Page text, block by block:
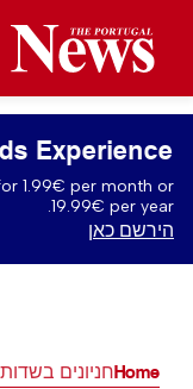
Experience
1.99€ per month or
19.99€ per year.
הירשם כאן
Homeחניונים